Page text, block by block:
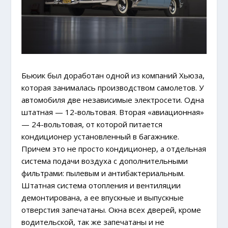
Бьюик был доработан одной из компаний Хьюза,
которая занималась производством самолетов. У
автомобиля две независимые электросети. Одна
штатная — 12-вольтовая. Вторая «авиационная»
— 24-вольтовая, от которой питается
кондиционер установленный в багажнике.
Причем это не просто кондиционер, а отдельная
система подачи воздуха с дополнительными
фильтрами: пылевым и антибактериальным.
Штатная система отопления и вентиляции
демонтирована, а ее впускные и выпускные
отверстия запечатаны. Окна всех дверей, кроме
водительской, так же запечатаны и не